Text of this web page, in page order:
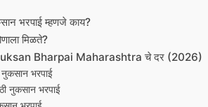
भरपाई म्हणजे काय?
मिळते?
Bharpai Maharashtra चे दर (2026)
नुकसान भरपाई
नुकसान भरपाई